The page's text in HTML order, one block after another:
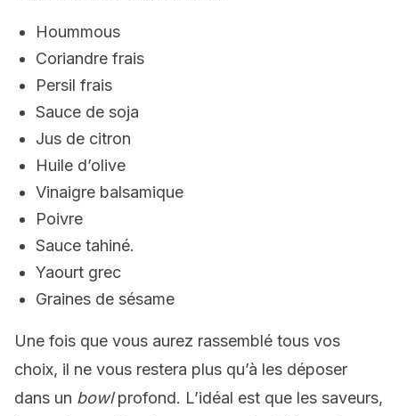
Hoummous
Coriandre frais
Persil frais
Sauce de soja
Jus de citron
Huile d’olive
Vinaigre balsamique
Poivre
Sauce tahiné.
Yaourt grec
Graines de sésame
Une fois que vous aurez rassemblé tous vos
choix, il ne vous restera plus qu’à les déposer
dans un bowlprofond. L’idéal est que les saveurs,